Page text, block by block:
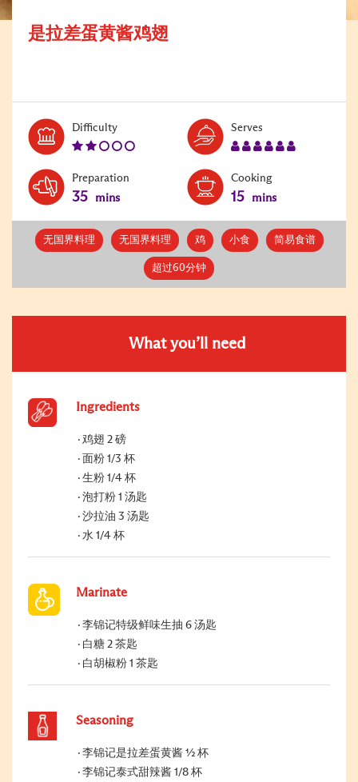
是拉差蛋黄酱鸡翅
DifficultyLevel:
Serves
Preparation
35 mins
Cooking
15 mins
无国界料理 无国界料理 鸡 小食 简易食谱
超过60分钟
What you’ll need
Ingredients
鸡翅 2 磅
面粉 1/3 杯
生粉 1/4 杯
泡打粉 1 汤匙
沙拉油 3 汤匙
水 1/4 杯
Marinate
李锦记特级鲜味生抽 6 汤匙
白糖 2 茶匙
白胡椒粉 1 茶匙
Seasoning
李锦记是拉差蛋黄酱 ½ 杯
李锦记泰式甜辣酱 1/8 杯